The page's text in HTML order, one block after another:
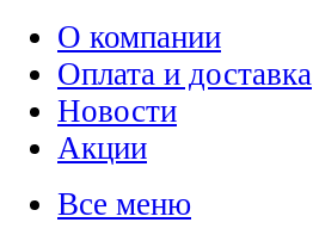
О компании
Оплата и доставка
Новости
Акции
Все меню